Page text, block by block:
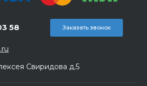
58 Заказать звонок
Свиридова д.5